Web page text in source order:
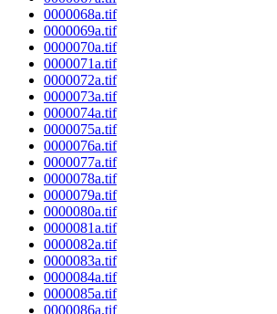
0000068a.tif
0000069a.tif
0000070a.tif
0000071a.tif
0000072a.tif
0000073a.tif
0000074a.tif
0000075a.tif
0000076a.tif
0000077a.tif
0000078a.tif
0000079a.tif
0000080a.tif
0000081a.tif
0000082a.tif
0000083a.tif
0000084a.tif
0000085a.tif
0000086a.tif